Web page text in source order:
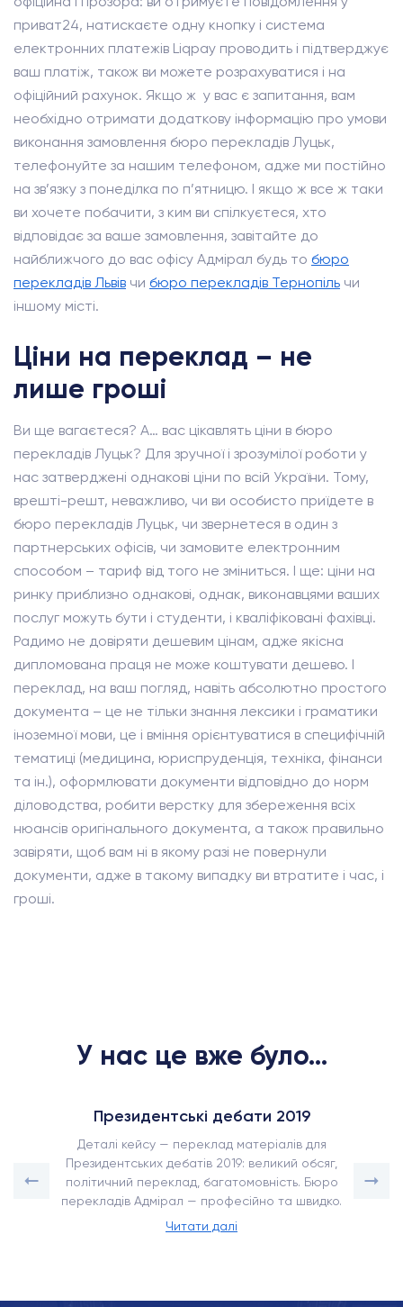
приват24, натискаєте одну кнопку і система
електронних платежів Liqpay проводить і підтверджує
ваш платіж, також ви можете розрахуватися і на
офіційний рахунок. Якщо ж у вас є запитання, вам
необхідно отримати додаткову інформацію про умови
виконання замовлення бюро перекладів Луцьк,
телефонуйте за нашим телефоном, адже ми постійно
на зв’язку з понеділка по п’ятницю. І якщо ж все ж таки
ви хочете побачити, з ким ви спілкуєтеся, хто
відповідає за ваше замовлення, завітайте до
найближчого до вас офісу Адмірал будь то бюро
перекладів Львів чи бюро перекладів Тернопіль чи
іншому місті.
Ціни на переклад – не
лише гроші
Ви ще вагаєтеся? А… вас цікавлять ціни в бюро
перекладів Луцьк? Для зручної і зрозумілої роботи у
нас затверджені однакові ціни по всій України. Тому,
врешті-решт, неважливо, чи ви особисто приїдете в
бюро перекладів Луцьк, чи звернетеся в один з
партнерських офісів, чи замовите електронним
способом – тариф від того не зміниться. І ще: ціни на
ринку приблизно однакові, однак, виконавцями ваших
послуг можуть бути і студенти, і кваліфіковані фахівці.
Радимо не довіряти дешевим цінам, адже якісна
дипломована праця не може коштувати дешево. І
переклад, на ваш погляд, навіть абсолютно простого
документа – це не тільки знання лексики і граматики
іноземної мови, це і вміння орієнтуватися в специфічній
тематиці (медицина, юриспруденція, техніка, фінанси
та ін.), оформлювати документи відповідно до норм
діловодства, робити верстку для збереження всіх
нюансів оригінального документа, а також правильно
завіряти, щоб вам ні в якому разі не повернули
документи, адже в такому випадку ви втратите і час, і
гроші.
У нас це вже було...
Президентські дебати 2019
Деталі кейсу — переклад матеріалів для
Президентських дебатів 2019: великий обсяг,
політичний переклад, багатомовність. Бюро
перекладів Адмірал — професійно та швидко.
Читати далі